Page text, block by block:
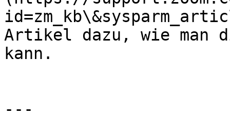
Artikel dazu, wie man
kann.
---